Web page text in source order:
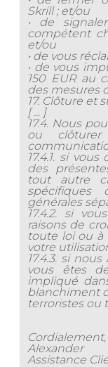
Skrill ; et/ou
• de
compétent
et/ou
• de vous
• de vous
150 EUR au
des mesures
17. Clôture et
[ ... ]
17.4. Nous
ou
17.4.1. si
des
tout autre
spécifiques
générales
17.4.2. si
raisons de
toute loi ou à
votre
17.4.3. si
vous êtes
impliqué
blanchiment
terroristes ou
Cordialement,
Alexander
Assistance